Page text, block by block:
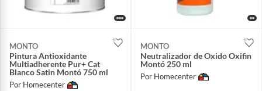
MONTO
Pintura Antioxidante
Multiadherente Pur+ Cat
Blanco Satin Montó 750 ml
Por Homecenter
MONTO
Neutralizador de Oxido Oxifin
Montó 250 ml
Por Homecenter